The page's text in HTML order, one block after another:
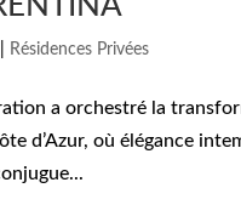
Résidences Privées
a orchestré la
d’Azur, où élégance